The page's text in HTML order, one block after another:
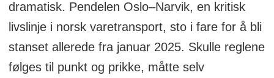
dramatisk. Pendelen Oslo–Narvik, en kritisk
livslinje i norsk varetransport, sto i fare for å bli
stanset allerede fra januar 2025. Skulle reglene
følges til punkt og prikke, måtte selv